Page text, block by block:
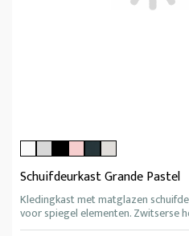
Schuifdeurkast Grande Pastel
Kledingkast met matglazen
voor spiegel elementen. Zwitserse